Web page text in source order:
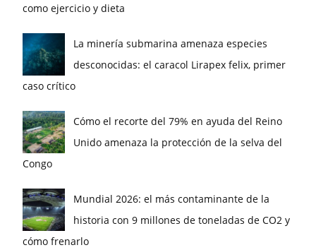
como ejercicio y dieta
La minería submarina amenaza especies
desconocidas: el caracol Lirapex felix, primer
caso crítico
Cómo el recorte del 79% en ayuda del Reino
Unido amenaza la protección de la selva del
Congo
Mundial 2026: el más contaminante de la
historia con 9 millones de toneladas de CO2 y
cómo frenarlo